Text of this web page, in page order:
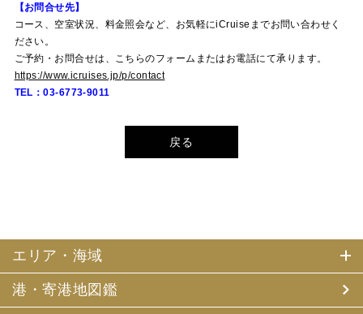
【お問合せ先】
コース、空室状況、料金照会など、お気軽にiCruise までお問い合わせく
ださい。
ご予約・お問合せは、こちらのフォームまたはお電話にて承ります。
https://www.icruises.jp/p/contact
TEL：03-6773-9011
戻る
エリア・海域
港・寄港地図鑑